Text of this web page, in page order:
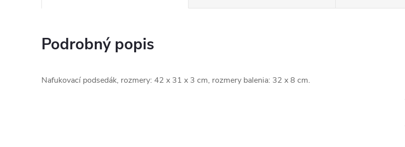
Podrobný popis
Nafukovací podsedák, rozmery: 42 x 31 x 3 cm, rozmery balenia: 32 x 8 cm.